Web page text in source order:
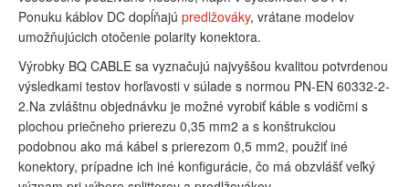
Ponuku káblov DC dopĺňajú predlžováky, vrátane modelov
umožňujúcich otočenie polarity konektora.
Výrobky BQ CABLE sa vyznačujú najvyššou kvalitou potvrdenou
výsledkami testov horľavosti v súlade s normou PN-EN 60332-2-
2.Na zvláštnu objednávku je možné vyrobiť káble s vodičmi s
plochou priečneho prierezu 0,35 mm2 a s konštrukciou
podobnou ako má kábel s prierezom 0,5 mm2, použiť iné
konektory, prípadne ich iné konfigurácie, čo má obzvlášť veľký